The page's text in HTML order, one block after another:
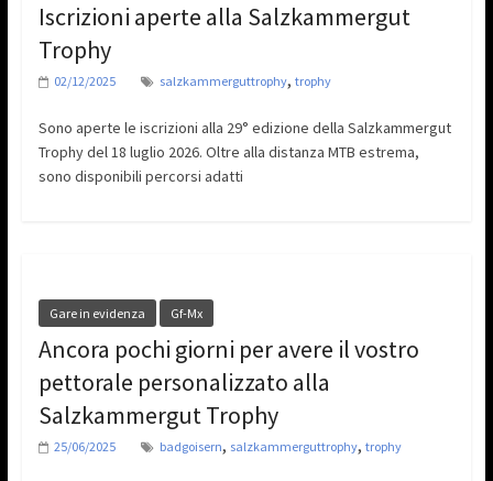
Iscrizioni aperte alla Salzkammergut
Trophy
02/12/2025 salzkammerguttrophy, trophy
Sono aperte le iscrizioni alla 29° edizione della Salzkammergut
Trophy del 18 luglio 2026. Oltre alla distanza MTB estrema,
sono disponibili percorsi adatti
Gare in evidenza Gf-Mx
Ancora pochi giorni per avere il vostro
pettorale personalizzato alla
Salzkammergut Trophy
25/06/2025 badgoisern, salzkammerguttrophy, trophy